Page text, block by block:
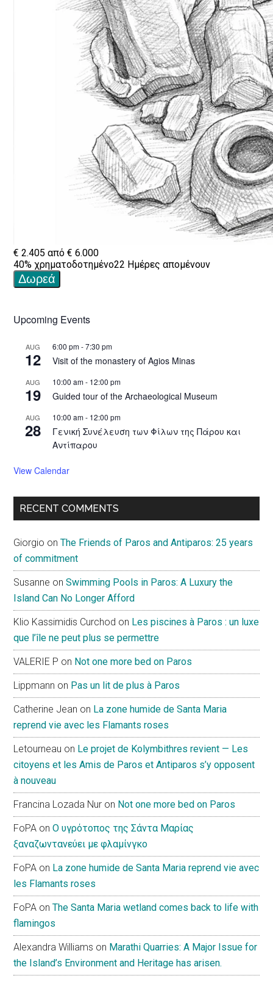
Upcoming Events
AUG
12
6:00 pm-7:30 pm
Visit of the monastery of Agios Minas
AUG
19
10:00 am- 12:00 pm
Guided tour of the Archaeological Museum
AUG
28
10:00 am- 12:00 pm
Γενική Συνέλευση των Φίλων της Πάρου και
Αντίπαρου
View Calendar
RECENT COMMENTS
Giorgio onThe Friends of Paros and Antiparos: 25 years
of commitment
Susanne onSwimming Pools in Paros: A Luxury the
Island Can No Longer Afford
Klio Kassimidis Curchod on Les piscines à Paros : un luxe
que l’île ne peut plus se permettre
VALERIE P on Not one more bed on Paros
Lippmann on Pas un lit de plus à Paros
Catherine Jean on La zone humide de Santa Maria
reprend vie avec les Flamants roses
Letourneau on Le projet de Kolymbithres revient — Les
citoyens et les Amis de Paros et Antiparos s’y opposent
à nouveau
Francina Lozada Nur on Not one more bed on Paros
FoPA onΟ υγρότοπος της Σάντα Μαρίας
ξαναζωντανεύει με φλαμίνγκο
FoPA on La zone humide de Santa Maria reprend vie avec
les Flamants roses
FoPA onThe Santa Maria wetland comes back to life with
flamingos
Alexandra Williams on Marathi Quarries: A Major Issue for
the Island’s Environment and Heritage has arisen.